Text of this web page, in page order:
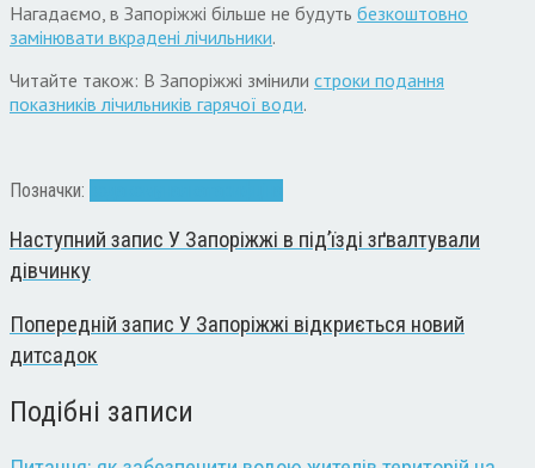
Нагадаємо, в Запоріжжі більше не будуть безкоштовно
замінювати вкрадені лічильники.
Читайте також: В Запоріжжі змінили строки подання
показників лічильників гарячої води.
Позначки:
Наступний запис У Запоріжжі в під’їзді зґвалтували
дівчинку
Попередній запис У Запоріжжі відкриється новий
дитсадок
Подібні записи